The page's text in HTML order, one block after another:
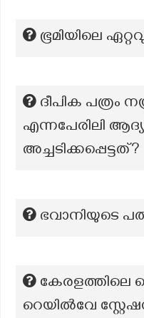
ഭൂമിയിലെ
ദീപിക പത്രം
എന്നപേരിലി‍
അച്ചടിക്കപ്പെട്ടത്?
ഭവാനിയുടെ
കേരളത്തിലെ
റെയിൽവേ